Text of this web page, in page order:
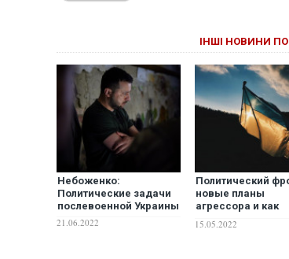
ІНШІ НОВИНИ ПО
Небоженко:
Политические задачи
послевоенной Украины
21.06.2022
Политический
новые планы
агрессора и как
15.05.2022